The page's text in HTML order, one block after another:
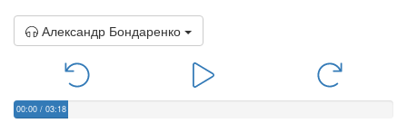
Александр Бондаренко
00:00 / 03:18